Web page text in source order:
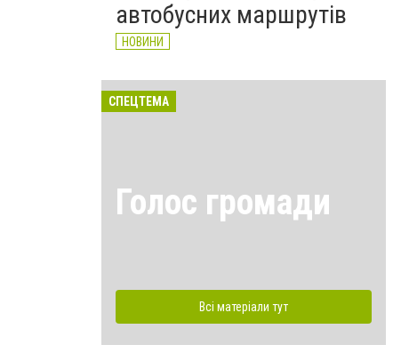
автобусних маршрутів
НОВИНИ
СПЕЦТЕМА
Голос громади
Всі матеріали тут